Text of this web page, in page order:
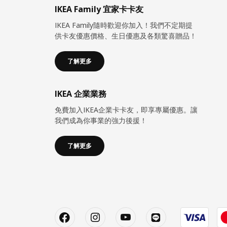
IKEA Family 宜家卡卡友
IKEA Family隨時歡迎你加入！我們不定期提
供卡友優惠價格、生日優惠及各類驚喜贈品！
了解更多
IKEA 企業業務
免費加入IKEA企業卡卡友，即享專屬優惠。讓
我們成為你事業的強力後援！
了解更多